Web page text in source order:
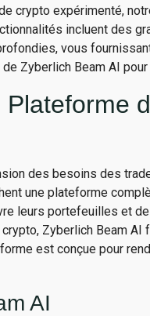
crypto expérimenté,
incluent des
vous
de Zyberlich Beam AI
des besoins des
une plateforme
leurs portefeuilles et
Zyberlich Beam AI
est conçue pour
AI